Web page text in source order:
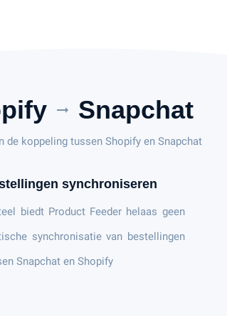
arrow_right_alt Snapchat
de koppeling tussen Shopify en Snapchat
synchroniseren
biedt Product Feeder helaas geen
synchronisatie van bestellingen
Snapchat en Shopify